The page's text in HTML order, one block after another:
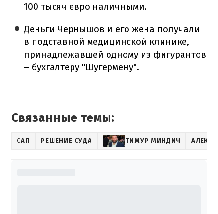
100 тысяч евро наличными.
Деньги Чернышов и его жена получали
в подставной медицинской клинике,
принадлежавшей одному из фигурантов
– бухгалтеру "Шугермену".
Связанные темы:
САП РЕШЕНИЕ СУДА ТИМУР МИНДИЧ